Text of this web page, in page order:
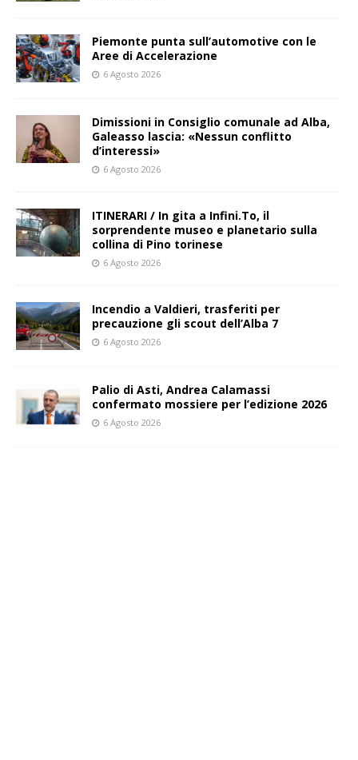
Piemonte punta sull’automotive con le
Aree di Accelerazione
6 Agosto 2026
Dimissioni in Consiglio comunale ad Alba,
Galeasso lascia: «Nessun conflitto
d’interessi»
6 Agosto 2026
ITINERARI / In gita a Infini.To, il
sorprendente museo e planetario sulla
collina di Pino torinese
6 Agosto 2026
Incendio a Valdieri, trasferiti per
precauzione gli scout dell’Alba 7
6 Agosto 2026
Palio di Asti, Andrea Calamassi
confermato mossiere per l’edizione 2026
6 Agosto 2026